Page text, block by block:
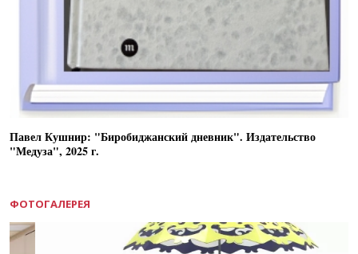
Павел Кушнир: "Биробиджанский дневник". Издательство
"Медуза", 2025 г.
ФОТОГАЛЕРЕЯ